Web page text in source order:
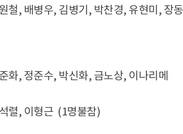
철, 배병우, 김병기, 박찬경, 유현미, 장
화, 정준수, 박신화, 금노상, 이나리메
렬, 이형근 (1명불참)